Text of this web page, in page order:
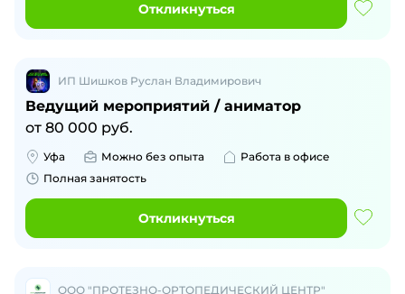
Откликнуться
ИП Шишков Руслан Владимирович
Ведущий мероприятий / аниматор
от 80 000 руб.
Уфа Можно без опыта
Работа в офисе
Полная занятость
Откликнуться
ООО "ПРОТЕЗНО-ОРТОПЕДИЧЕСКИЙ ЦЕНТР"